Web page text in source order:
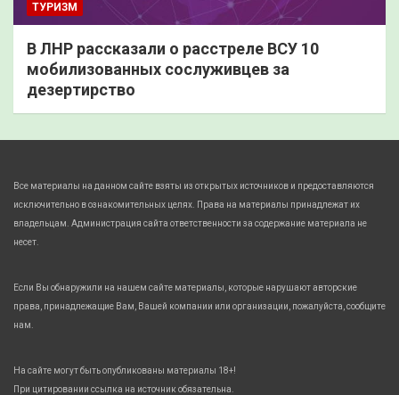
ТУРИЗМ
В ЛНР рассказали о расстреле ВСУ 10
мобилизованных сослуживцев за
дезертирство
Все материалы на данном сайте взяты из открытых источников и предоставляются
исключительно в ознакомительных целях. Права на материалы принадлежат их
владельцам. Администрация сайта ответственности за содержание материала не
несет.
Если Вы обнаружили на нашем сайте материалы, которые нарушают авторские
права, принадлежащие Вам, Вашей компании или организации, пожалуйста, сообщите
нам.
На сайте могут быть опубликованы материалы 18+!
При цитировании ссылка на источник обязательна.